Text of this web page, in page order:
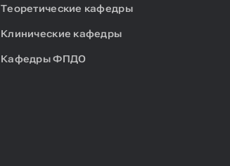
Теоретические кафедры
Клинические кафедры
Кафедры ФПДО